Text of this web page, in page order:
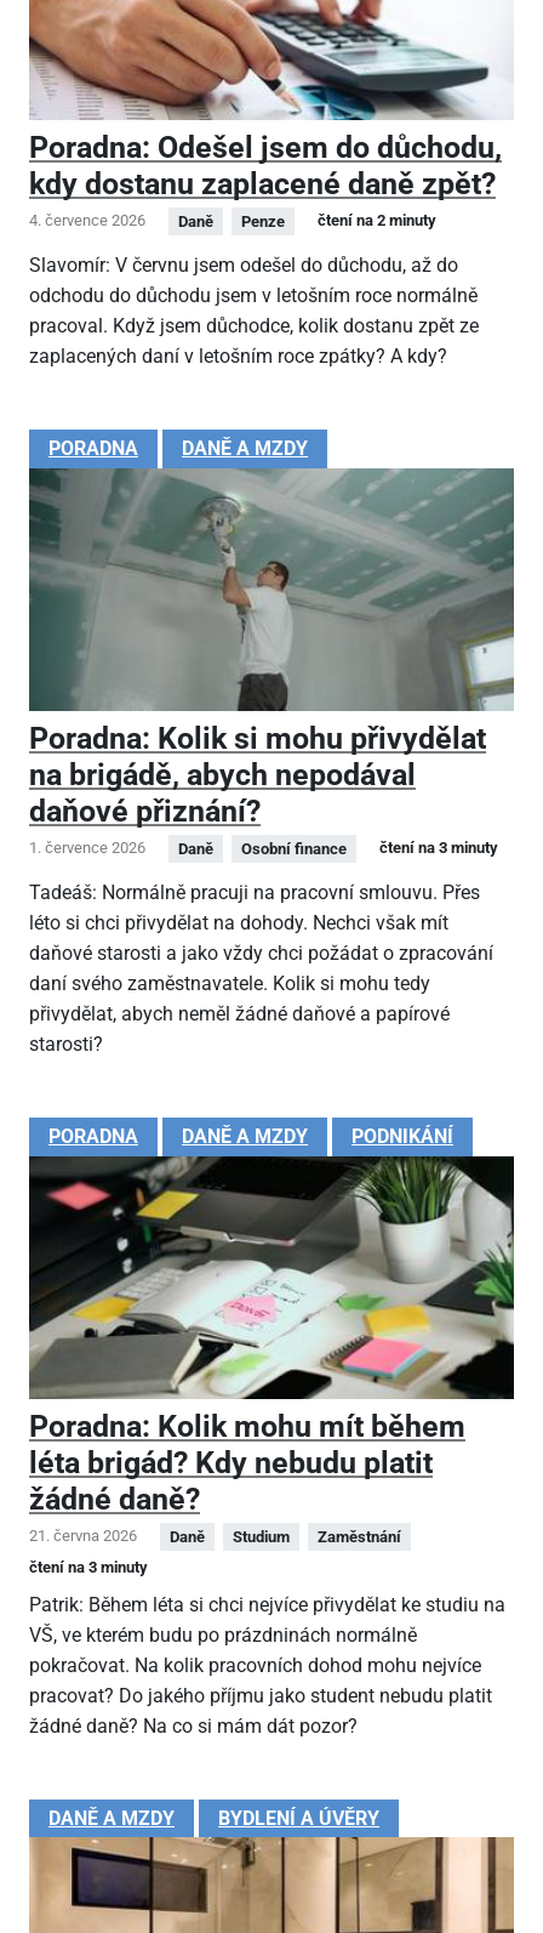
Poradna: Odešel jsem do důchodu,
kdy dostanu zaplacené daně zpět?
4. července 2026 Daně Penze čtení na 2 minuty
Slavomír: V červnu jsem odešel do důchodu, až do
odchodu do důchodu jsem v letošním roce normálně
pracoval. Když jsem důchodce, kolik dostanu zpět ze
zaplacených daní v letošním roce zpátky? A kdy?
PORADNA DANĚ A MZDY
Poradna: Kolik si mohu přivydělat
na brigádě, abych nepodával
daňové přiznání?
1. července 2026 Daně Osobní finance čtení na 3 minuty
Tadeáš: Normálně pracuji na pracovní smlouvu. Přes
léto si chci přivydělat na dohody. Nechci však mít
daňové starosti a jako vždy chci požádat o zpracování
daní svého zaměstnavatele. Kolik si mohu tedy
přivydělat, abych neměl žádné daňové a papírové
starosti?
PORADNA DANĚ A MZDY PODNIKÁNÍ
Poradna: Kolik mohu mít během
léta brigád? Kdy nebudu platit
žádné daně?
21. června 2026 Daně Studium
Zaměstnání
čtení na 3 minuty
Patrik: Během léta si chci nejvíce přivydělat ke studiu na
VŠ, ve kterém budu po prázdninách normálně
pokračovat. Na kolik pracovních dohod mohu nejvíce
pracovat? Do jakého příjmu jako student nebudu platit
žádné daně? Na co si mám dát pozor?
DANĚ A MZDY BYDLENÍ A ÚVĚRY